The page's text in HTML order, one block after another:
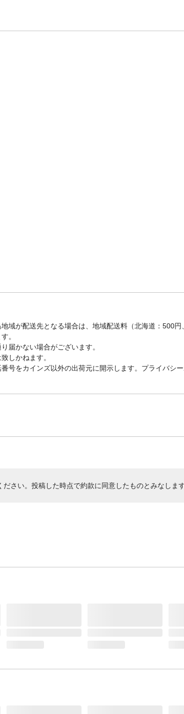
域が配送先となる場合は、地域配送料（北海道：500
。
届かない場合がございます。
しかねます。
号をカインズ以外の出荷元に開示します。プライバシ
ださい。投稿した時点で約款に同意したものとみなします